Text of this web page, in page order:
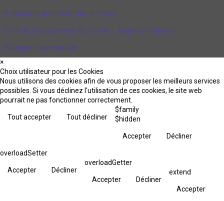
Politique de protection des données
Contrat d'engagement républicain Règlement intérieur
Politique d’accessibilité
×
Choix utilisateur pour les Cookies
Nous utilisons des cookies afin de vous proposer les meilleurs services
possibles. Si vous déclinez l'utilisation de ces cookies, le site web
pourrait ne pas fonctionner correctement.
Tout accepter Tout décliner
$family
$hidden
Accepter Décliner
overloadSetter
Accepter Décliner
overloadGetter
Accepter Décliner
extend
Accepter